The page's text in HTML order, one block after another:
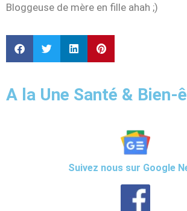
Bloggeuse de mère en fille ahah ;)
A la Une Santé & Bien-
Suivez nous sur Google